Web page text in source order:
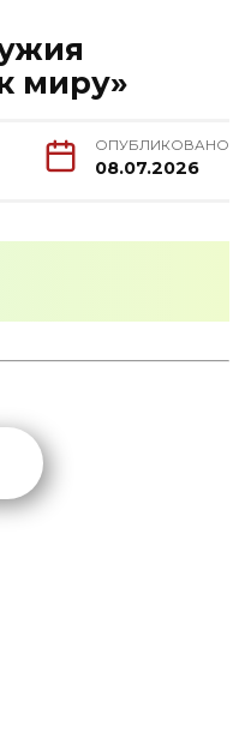
миру»
ОПУБЛИКОВАНО
08.07.2026